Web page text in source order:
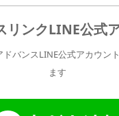
リンクLINE公式
バンスLINE公式アカウン
ます